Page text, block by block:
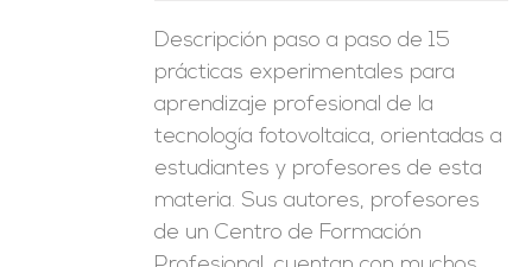
Descripción paso a paso de 15
prácticas experimentales para
aprendizaje profesional de la
tecnología fotovoltaica, orientadas a
estudiantes y profesores de esta
materia. Sus autores, profesores
de un Centro de Formación